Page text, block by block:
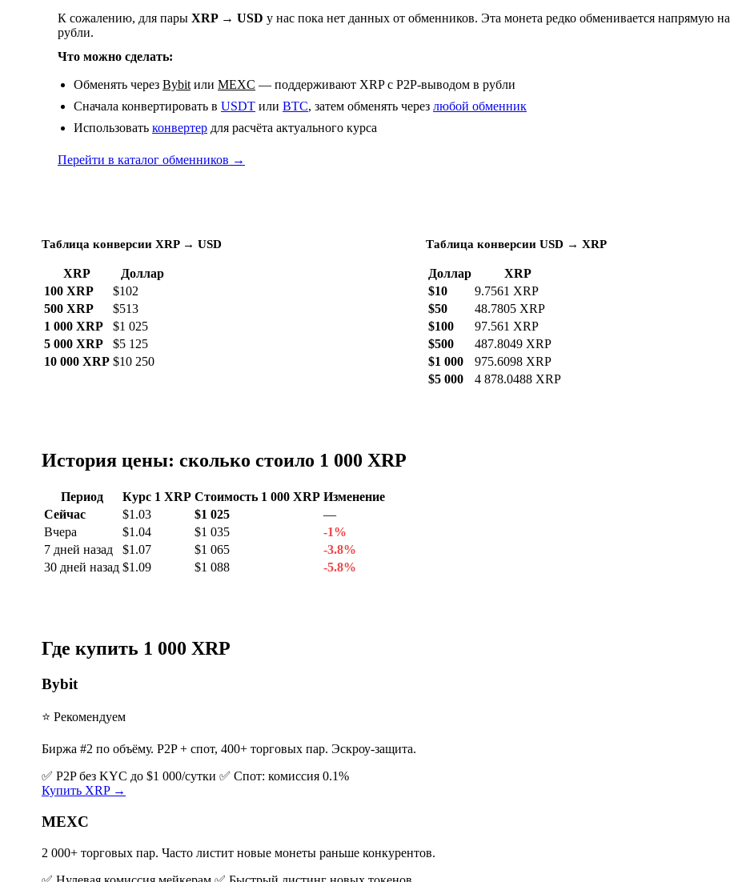
К сожалению, для пары XRP → USD у нас пока нет данных от обменников. Эта монета редко обменивается напрямую на
рубли.
Что можно сделать:
Обменять через Bybit или MEXC — поддерживают XRP с P2P-выводом в рубли
Сначала конвертировать в USDT или BTC, затем обменять через любой обменник
Использовать конвертер для расчёта актуального курса
Перейти в каталог обменников →
Таблица конверсии XRP → USD
XRP
Доллар
100 XRP
$102
500 XRP
$513
1 000 XRP
$1 025
5 000 XRP
$5 125
10 000 XRP $10 250
Таблица конверсии USD → XRP
Доллар
XRP
$10
9.7561 XRP
$50
48.7805 XRP
$100
97.561 XRP
$500
487.8049 XRP
$1 000
975.6098 XRP
$5 000
4 878.0488 XRP
История цены: сколько стоило 1 000 XRP
Период Курс 1 XRP Стоимость 1 000 XRP Изменение
Сейчас
$1.03 $1 025
—
Вчера
$1.04 $1 035
-1%
7 дней назад
$1.07 $1 065
-3.8%
30 дней назад $1.09 $1 088 -5.8%
Где купить 1 000 XRP
Bybit
⭐ Рекомендуем
Биржа #2 по объёму. P2P + спот, 400+ торговых пар. Эскроу-защита.
✅ P2P без KYC до $1 000/сутки ✅ Спот: комиссия 0.1%
Купить XRP →
MEXC
2 000+ торговых пар. Часто листит новые монеты раньше конкурентов.